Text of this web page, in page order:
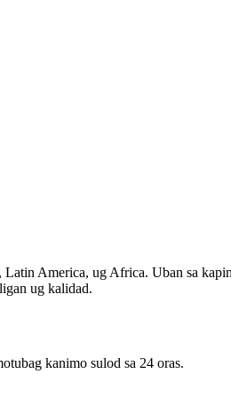
America, ug Africa. Uban sa
ug kalidad.
kanimo sulod sa 24 oras.